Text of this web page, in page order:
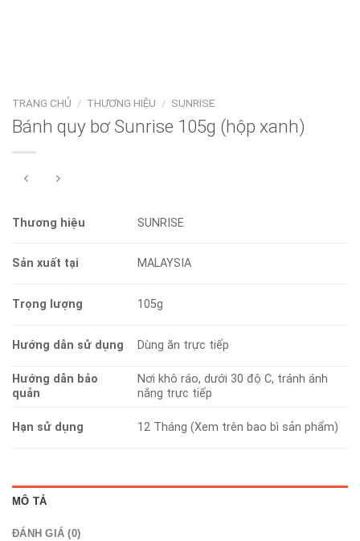
TRANG CHỦ / THƯƠNG HIỆU / SUNRISE
Bánh quy bơ Sunrise 105g (hộp xanh)
Thương hiệu SUNRISE
Sản xuất tại MALAYSIA
Trọng lượng 105g
Hướng dẫn sử dụng Dùng ăn trực tiếp
Hướng dẫn bảo
quản
Nơi khô ráo, dưới 30 độ C, tránh ánh
nắng trực tiếp
Hạn sử dụng 12 Tháng (Xem trên bao bì sản phẩm)
MÔ TẢ
ĐÁNH GIÁ (0)